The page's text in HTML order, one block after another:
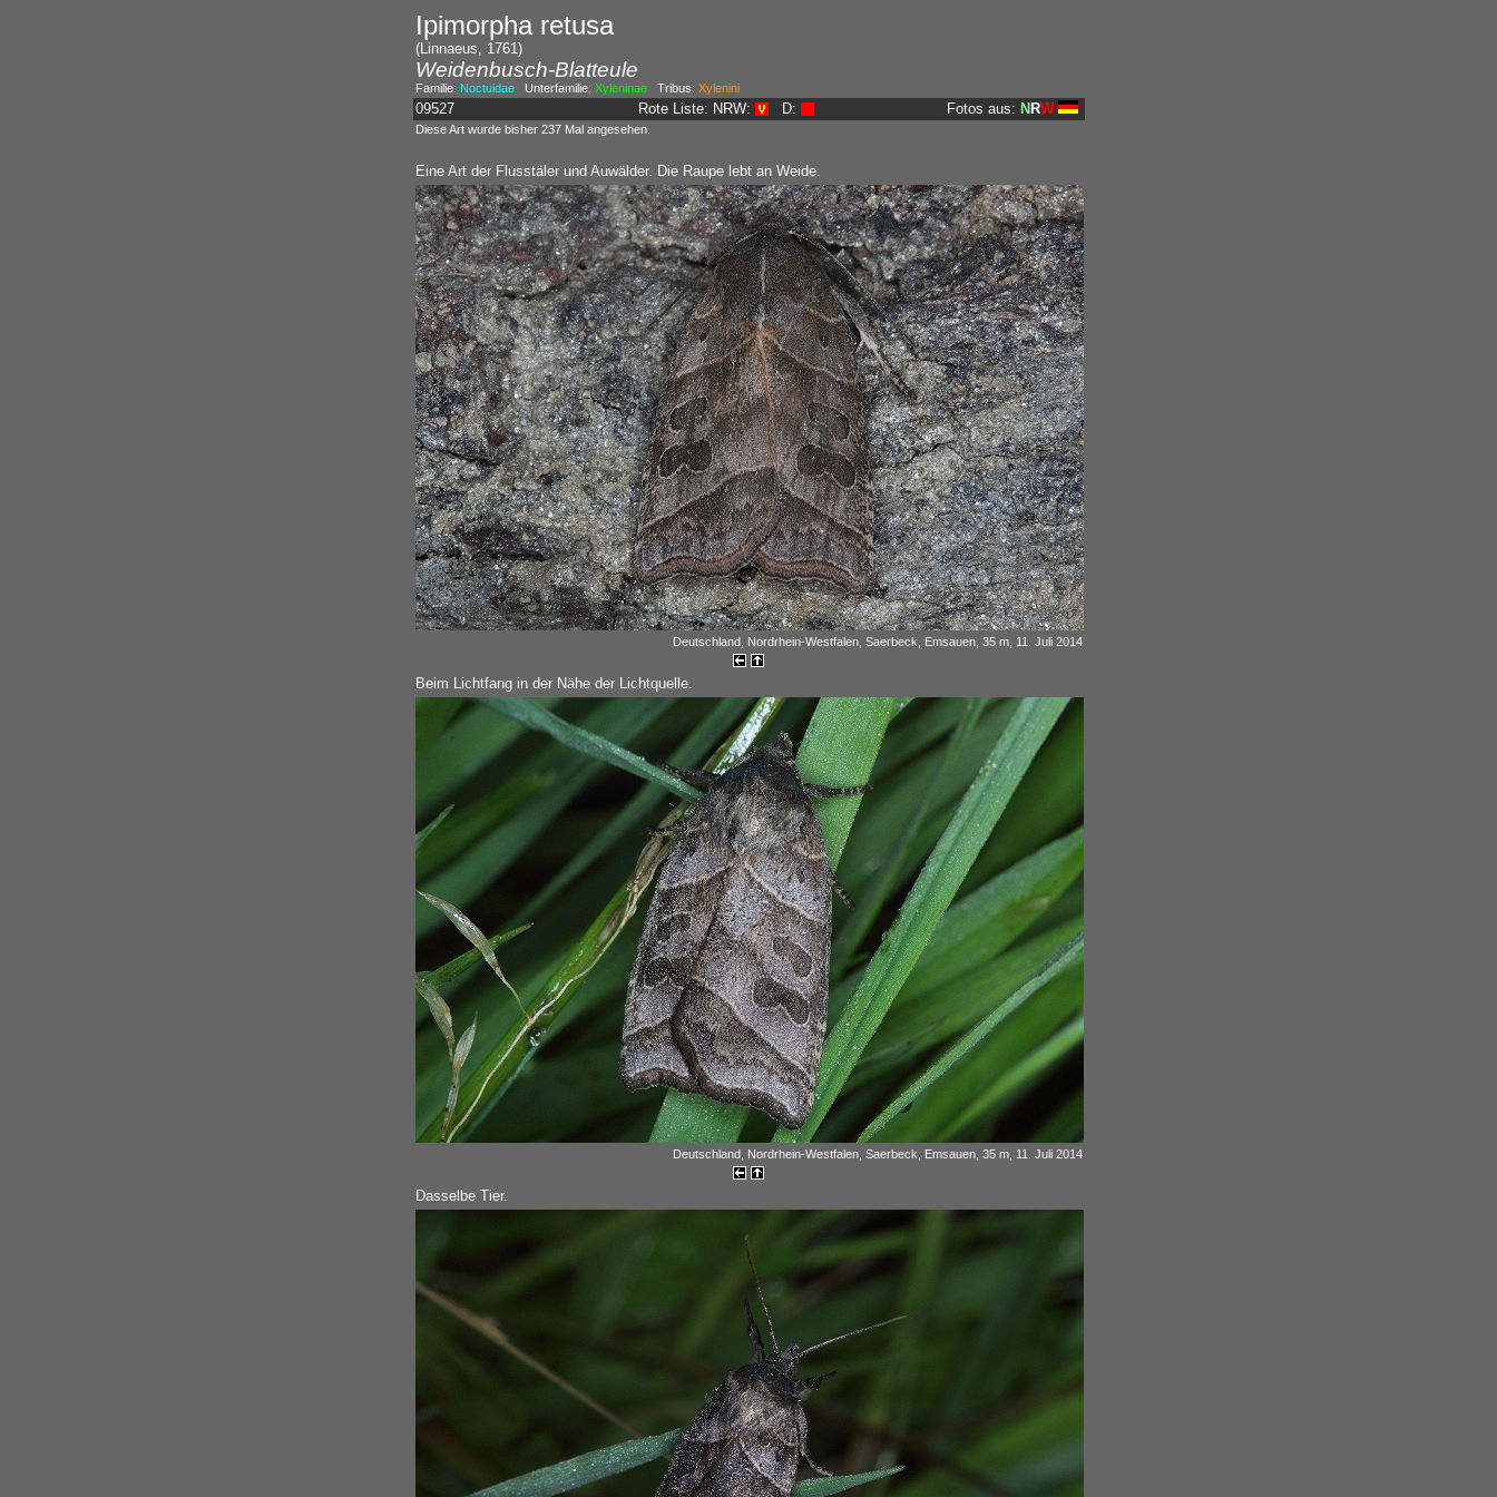
Ipimorpha retusa
(Linnaeus, 1761)
Weidenbusch-Blatteule
Familie: NoctuidaeUnterfamilie: XyleninaeTribus: Xylenini
09527 Rote Liste: NRW: D: Fotos aus: N RW
Diese Art wurde bisher 237 Mal angesehen.
Eine Art der Flusstäler und Auwälder. Die Raupe lebt an Weide.
Deutschland, Nordrhein-Westfalen, Saerbeck, Emsauen, 35 m, 11. Juli 2014
Beim Lichtfang in der Nähe der Lichtquelle.
Deutschland, Nordrhein-Westfalen, Saerbeck, Emsauen, 35 m, 11. Juli 2014
Dasselbe Tier.